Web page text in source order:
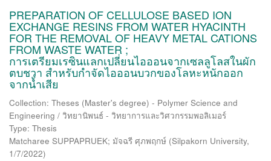
PREPARATION OF CELLULOSE BASED ION
EXCHANGE RESINS FROM WATER HYACINTH
FOR THE REMOVAL OF HEAVY METAL CATIONS
FROM WASTE WATER ;
การเตรียมเรซินแลกเปลี่ยนไอออนจากเซลลูโลสในผัก
ตบชวา สำหรับกำจัดไอออนบวกของโลหะหนักออก
จากน้ำเสีย
Collection: Theses (Master's degree) - Polymer Science and
Engineering / วิทยานิพนธ์ - วิทยาการและวิศวกรรมพอลิเมอร์
Type: Thesis
Matcharee SUPPAPRUEK; มัจฉรี ศุภพฤกษ์ (Silpakorn University,
1/7/2022)